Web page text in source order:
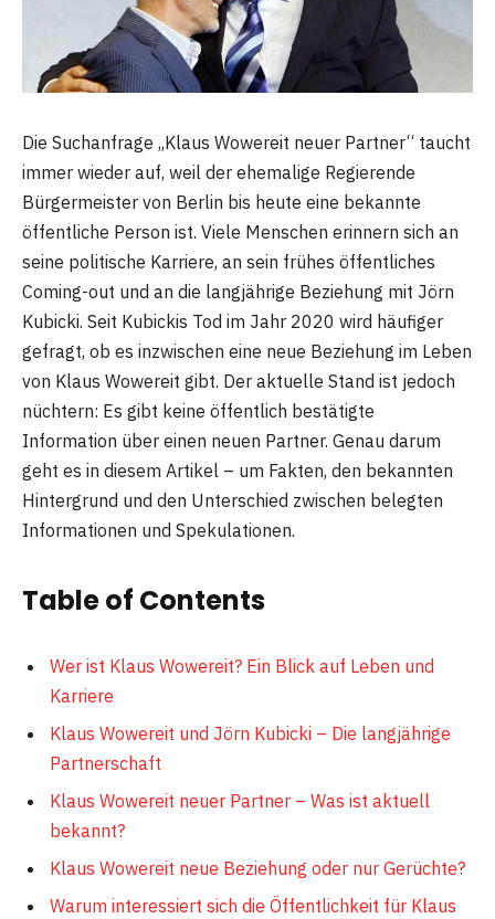
Die Suchanfrage „Klaus Wowereit neuer Partner“ taucht
immer wieder auf, weil der ehemalige Regierende
Bürgermeister von Berlin bis heute eine bekannte
öffentliche Person ist. Viele Menschen erinnern sich an
seine politische Karriere, an sein frühes öffentliches
Coming-out und an die langjährige Beziehung mit Jörn
Kubicki. Seit Kubickis Tod im Jahr 2020 wird häufiger
gefragt, ob es inzwischen eine neue Beziehung im Leben
von Klaus Wowereit gibt. Der aktuelle Stand ist jedoch
nüchtern: Es gibt keine öffentlich bestätigte
Information über einen neuen Partner. Genau darum
geht es in diesem Artikel – um Fakten, den bekannten
Hintergrund und den Unterschied zwischen belegten
Informationen und Spekulationen.
Table of Contents
Wer ist Klaus Wowereit? Ein Blick auf Leben und
Karriere
Klaus Wowereit und Jörn Kubicki – Die langjährige
Partnerschaft
Klaus Wowereit neuer Partner – Was ist aktuell
bekannt?
Klaus Wowereit neue Beziehung oder nur Gerüchte?
Warum interessiert sich die Öffentlichkeit für Klaus